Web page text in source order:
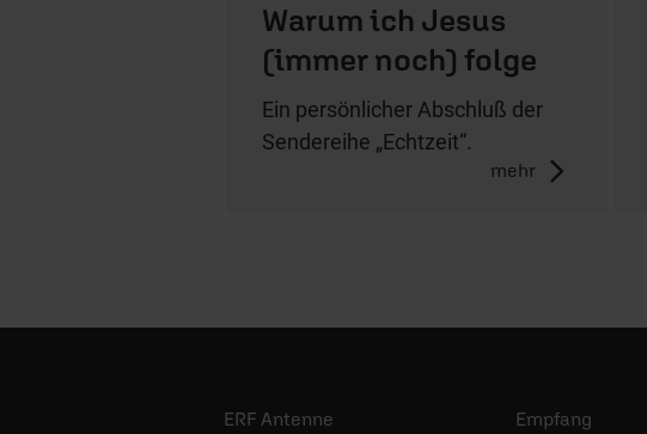
Warum ich Jesus
(immer noch) folge
Ein persönlicher Abschluß der
Sendereihe „Echtzeit“.
mehr
ERF Antenne
Empfang